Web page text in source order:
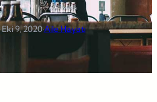
·Eki 9, 2020·Aile Hayatı